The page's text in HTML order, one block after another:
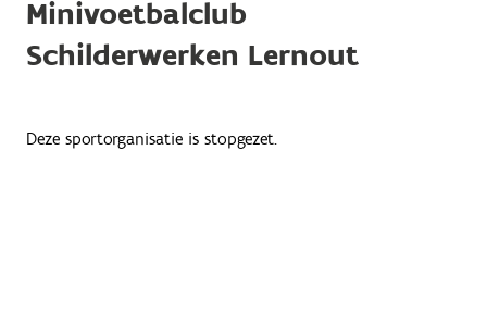
Minivoetbalclub
Schilderwerken Lernout
Deze sportorganisatie is stopgezet.